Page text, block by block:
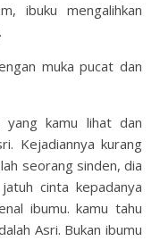
ibuku mengalihkan
muka pucat dan
yang kamu lihat dan
Kejadiannya kurang
seorang sinden, dia
cinta kepadanya
ibumu. kamu tahu
Asri. Bukan ibumu